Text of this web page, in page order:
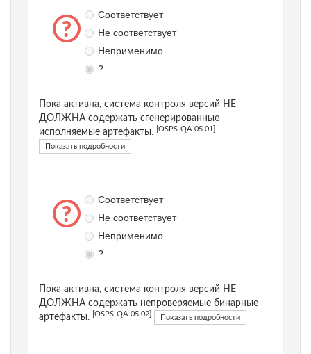
Соответствует
Не соответствует
Неприменимо
?
Пока активна, система контроля версий НЕ
ДОЛЖНА содержать сгенерированные
исполняемые артефакты.
[OSPS-QA-05.01]
Показать подробности
Соответствует
Не соответствует
Неприменимо
?
Пока активна, система контроля версий НЕ
ДОЛЖНА содержать непроверяемые бинарные
артефакты.
[OSPS-QA-05.02] Показать подробности